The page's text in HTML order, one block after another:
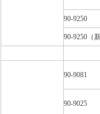
90-9250
90-9250（
90-9081
90-9025